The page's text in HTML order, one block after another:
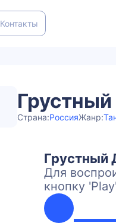
Контакты
Страна:РоссияЖанр:
Грустный
Для
кнопку